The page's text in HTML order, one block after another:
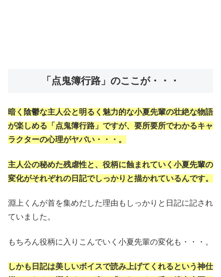
「点鬼簿行路」のここが・・・
暗く陰鬱な主人公と明るく魅力的な小夏先輩の壮絶な物語
が楽しめる「点鬼簿行路」ですが、要所要所でわかるキャ
ラクターの心理がヤバい・・・。
主人公の秘めた残虐性と、役柄に蝕まれていく小夏先輩の
変化がそれぞれの日記でしっかりと描かれているんです。
淵上くんが首を集めだした理由もしっかりと日記に記され
ていました。
もちろん役柄に入りこんでいく小夏先輩の変化も・・・。
しかも日記は美しいボイスで読み上げてくれるという神仕